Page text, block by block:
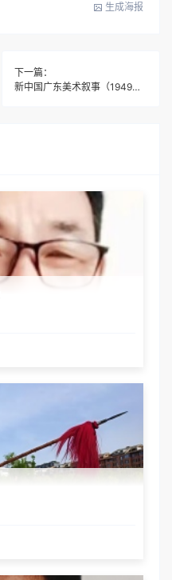
生成海报
下一篇：
新中国广东美术叙事（1949—2021）——广东美术馆藏品专题展